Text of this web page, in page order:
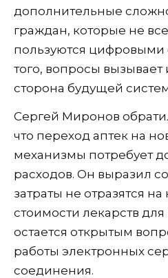
дополнительные
граждан, которые не
пользуются
того, вопросы вызывает
сторона будущей
Сергей Миронов
что переход аптек на
механизмы потребует
расходов. Он выразил
затраты не отразятся
стоимости лекарств
остается открытым
работы электронных
соединения.